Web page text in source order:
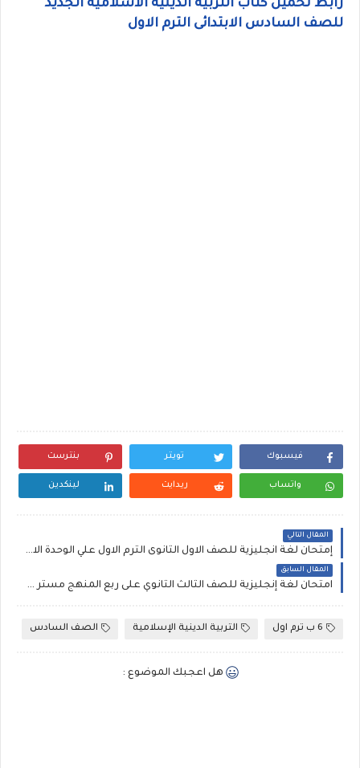
رابط تحميل كتاب التربية الدينية الاسلامية الجديد
للصف السادس الابتدائى الترم الاول
فيسبوك تويتر بنترست
واتساب ريدايت لينكدين
المقال التالي
إمتحان لغة انجليزية للصف الاول الثانوى الترم الاول علي الوحدة الاولى pdf بدون علامة مائية لمستر كريم نيازي
المقال السابق
امتحان لغة إنجليزية للصف الثالث الثانوي على ربع المنهج مستر مصطفى عبد العال، إمتحان إنجليزي تالته ثانوي pdf
6 ب ترم اول التربية الدينية الإسلامية الصف السادس
هل اعجبك الموضوع :